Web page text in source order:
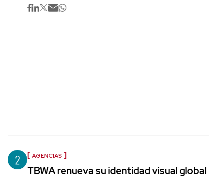
2 AGENCIAS
TBWA renueva su identidad visual global